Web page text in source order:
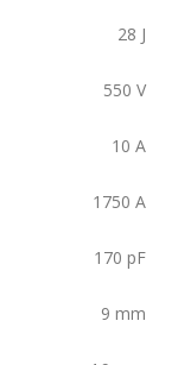
28 J
550 V
10 A
1750 A
170 pF
9 mm